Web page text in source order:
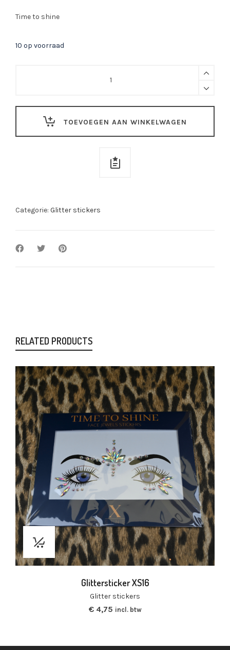
Time to shine
10 op voorraad
TOEVOEGEN AAN WINKELWAGEN
Categorie: Glitter stickers
RELATED PRODUCTS
Glittersticker XS16
Glitter stickers
€4,75 incl. btw